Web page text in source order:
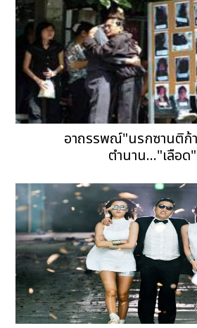
อาถรรพณ์"นรกซานติก้
ตำนาน..."เลือด